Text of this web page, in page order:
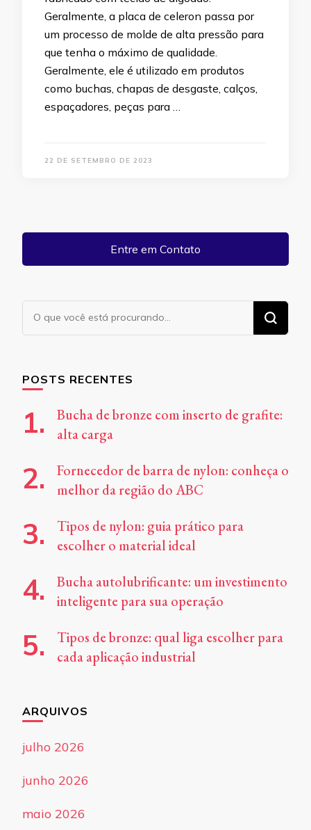
Geralmente, a placa de celeron passa por
um processo de molde de alta pressão para
que tenha o máximo de qualidade.
Geralmente, ele é utilizado em produtos
como buchas, chapas de desgaste, calços,
espaçadores, peças para …
22 DE SETEMBRO DE 2023
Entre em Contato
Procurando
algo?
POSTS RECENTES
Bucha de bronze com inserto de grafite:
alta carga
Fornecedor de barra de nylon: conheça o
melhor da região do ABC
Tipos de nylon: guia prático para
escolher o material ideal
Bucha autolubrificante: um investimento
inteligente para sua operação
Tipos de bronze: qual liga escolher para
cada aplicação industrial
ARQUIVOS
julho 2026
junho 2026
maio 2026